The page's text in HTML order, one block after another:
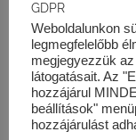
GDPR
Weboldalunkon
legmegfelelőbb
megjegyezzük
látogatásait. Az
hozzájárul
beállítások"
hozzájárulást